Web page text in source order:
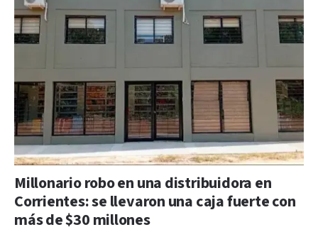
Millonario robo en una distribuidora en
Corrientes: se llevaron una caja fuerte con
más de $30 millones